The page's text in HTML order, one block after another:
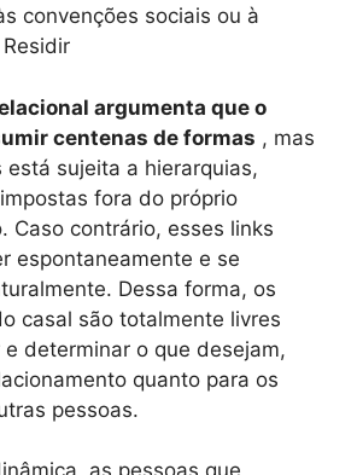
convenções sociais ou à
argumenta que o
centenas de formas , mas
está sujeita a hierarquias,
fora do próprio
Caso contrário, esses links
espontaneamente e se
Dessa forma, os
casal são totalmente livres
determinar o que desejam,
quanto para os
pessoas.